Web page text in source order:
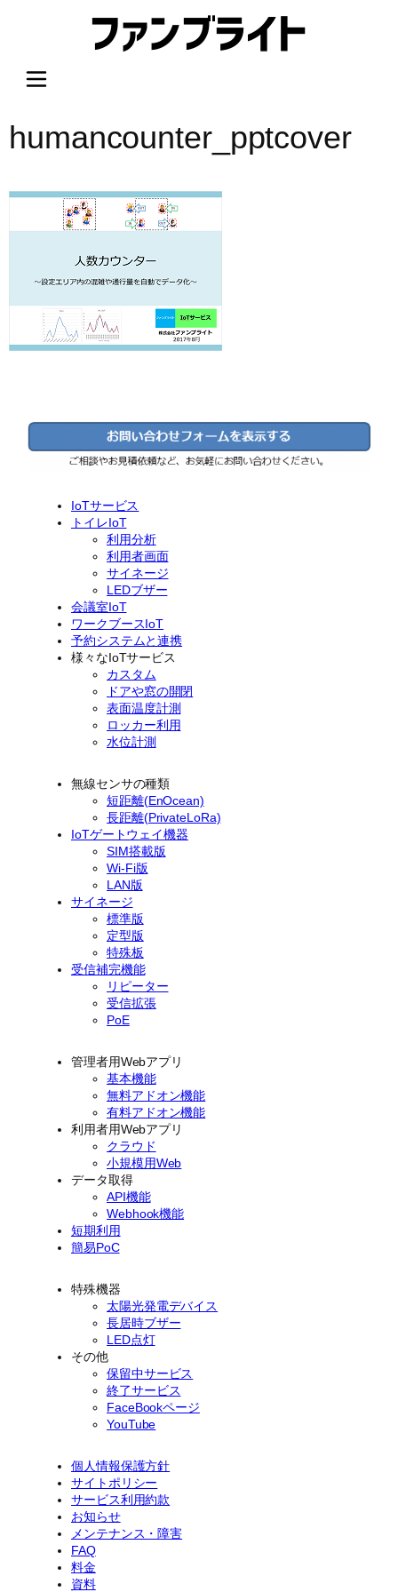
プ
humancounter_pptcover
IoTサービス
トイレIoT
利用分析
利用者画面
サイネージ
LEDブザー
会議室IoT
ワークブースIoT
予約システムと連携
様々なIoTサービス
カスタム
ドアや窓の開閉
表面温度計測
ロッカー利用
水位計測
無線センサの種類
短距離(EnOcean)
長距離(PrivateLoRa)
IoTゲートウェイ機器
SIM搭載版
Wi-Fi版
LAN版
サイネージ
標準版
定型版
特殊板
受信補完機能
リピーター
受信拡張
PoE
管理者用Webアプリ
基本機能
無料アドオン機能
有料アドオン機能
利用者用Webアプリ
クラウド
小規模用Web
データ取得
API機能
Webhook機能
短期利用
簡易PoC
特殊機器
太陽光発電デバイス
長居時ブザー
LED点灯
その他
保留中サービス
終了サービス
FaceBookページ
YouTube
個人情報保護方針
サイトポリシー
サービス利用約款
お知らせ
メンテナンス・障害
FAQ
料金
資料